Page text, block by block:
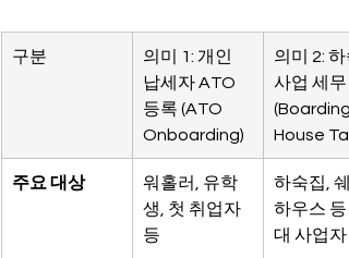
구분
의미 1: 개인
납세자 ATO
등록 (ATO
Onboarding)
의미 2: 하
사업 세무
(Boarding
House
주요 대상
워홀러, 유학
생, 첫 취업자
등
하숙집, 쉐
하우스 등
대 사업자